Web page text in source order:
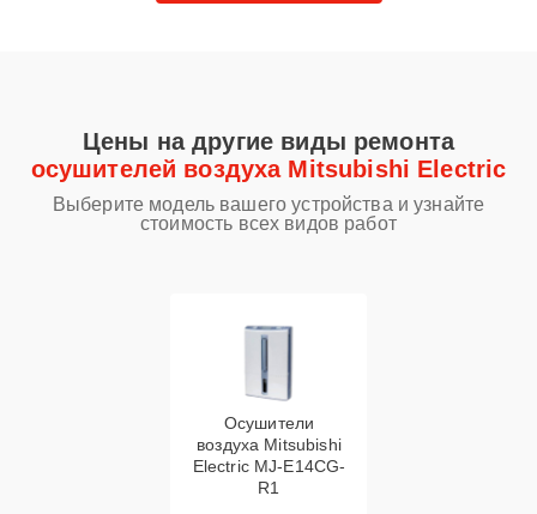
Цены на другие виды ремонта
осушителей воздуха Mitsubishi Electric
Выберите модель вашего устройства и узнайте
стоимость всех видов работ
Осушители
воздуха Mitsubishi
Electric MJ-E14CG-
R1